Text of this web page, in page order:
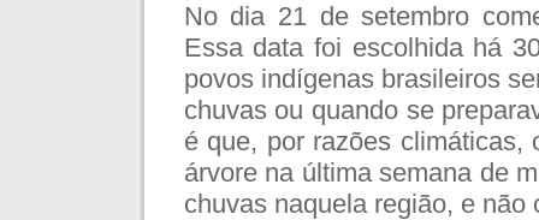
No dia 21 de setembro
Essa data foi escolhida há
povos indígenas brasileiros
chuvas ou quando se
é que, por razões
árvore na última semana de
chuvas naquela região, e